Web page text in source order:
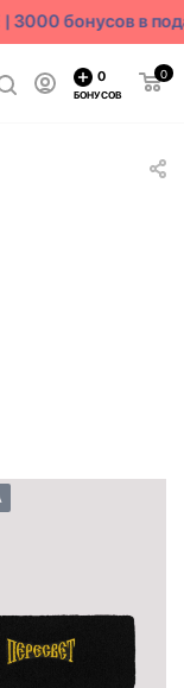
бонусов в
0
0
БОНУСОВ